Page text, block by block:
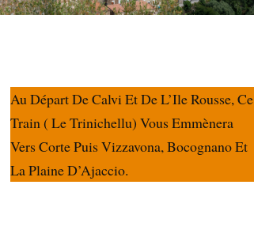
Au Départ De Calvi Et De L’Ile Rousse, Ce
Train ( Le Trinichellu) Vous Emmènera
Vers Corte Puis Vizzavona, Bocognano Et
La Plaine D’Ajaccio.